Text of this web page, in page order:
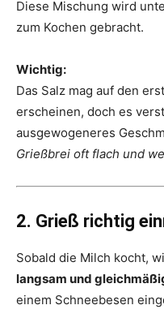
Diese Mischung wird
zum Kochen gebracht.
Wichtig:
Das Salz mag auf den
erscheinen, doch es
ausgewogeneres
Grießbrei oft flach und
2. Grieß richtig
Sobald die Milch kocht,
langsam und
einem Schneebesen